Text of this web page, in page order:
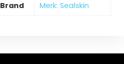
Brand Merk: Sealskin